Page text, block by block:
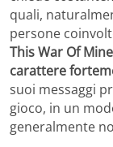
quali,
persone
This War Of
carattere
suoi messaggi
gioco, in un
generalmente